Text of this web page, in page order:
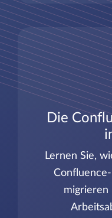
Die
Lernen Sie,
migrieren